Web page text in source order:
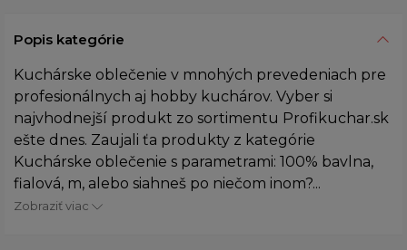
Popis kategórie
Kuchárske oblečenie v mnohých prevedeniach pre
profesionálnych aj hobby kuchárov. Vyber si
najvhodnejší produkt zo sortimentu Profikuchar.sk
ešte dnes. Zaujali ťa produkty z kategórie
Kuchárske oblečenie s parametrami: 100% bavlna,
fialová, m, alebo siahneš po niečom inom?...
Zobraziť viac